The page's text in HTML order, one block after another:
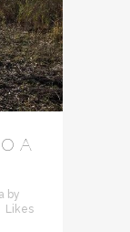
A
by
Likes